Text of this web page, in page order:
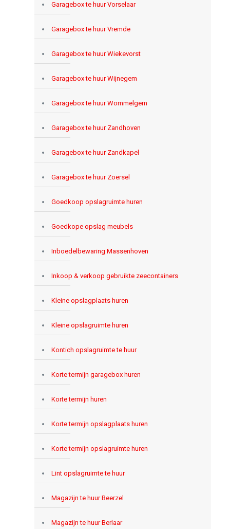
Garagebox te huur Vorselaar
Garagebox te huur Vremde
Garagebox te huur Wiekevorst
Garagebox te huur Wijnegem
Garagebox te huur Wommelgem
Garagebox te huur Zandhoven
Garagebox te huur Zandkapel
Garagebox te huur Zoersel
Goedkoop opslagruimte huren
Goedkope opslag meubels
Inboedelbewaring Massenhoven
Inkoop & verkoop gebruikte zeecontainers
Kleine opslagplaats huren
Kleine opslagruimte huren
Kontich opslagruimte te huur
Korte termijn garagebox huren
Korte termijn huren
Korte termijn opslagplaats huren
Korte termijn opslagruimte huren
Lint opslagruimte te huur
Magazijn te huur Beerzel
Magazijn te huur Berlaar